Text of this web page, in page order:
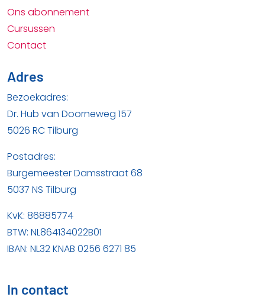
Ons abonnement
Cursussen
Contact
Adres
Bezoekadres:
Dr. Hub van Doorneweg 157
5026 RC Tilburg
Postadres:
Burgemeester Damsstraat 68
5037 NS Tilburg
KvK: 86885774
BTW: NL864134022B01
IBAN: NL32 KNAB 0256 6271 85
In contact